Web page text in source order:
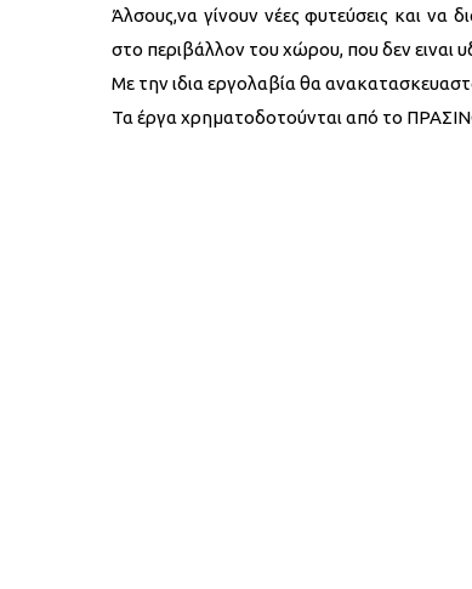
Άλσους,να γίνουν νέες φυτεύσεις και
στο περιβάλλον του χώρου, που δεν ειναι
Με την ιδια εργολαβία θα
Τα έργα χρηματοδοτούνται από το